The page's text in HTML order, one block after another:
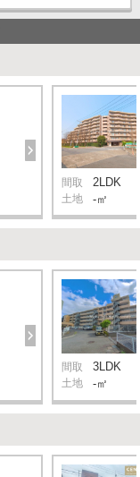
間取 2LDK
土地 -㎡
間取 3LDK
土地 -㎡